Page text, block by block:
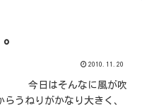
2010.11.20
今日はそんなに風が吹
うねりがかなり大きく、